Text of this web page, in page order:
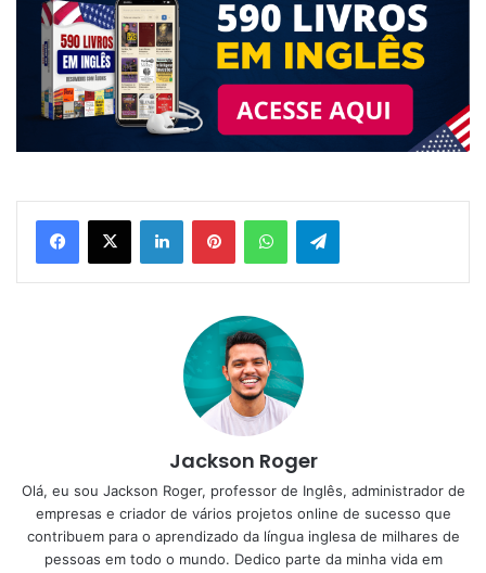
LinkedinPinterestWhatsAppTelegram
Jackson Roger
Olá, eu sou Jackson Roger, professor de Inglês, administrador de
empresas e criador de vários projetos online de sucesso que
contribuem para o aprendizado da língua inglesa de milhares de
pessoas em todo o mundo. Dedico parte da minha vida em